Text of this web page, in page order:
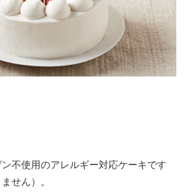
不使用のアレルギー対応ケーキです
せん）。